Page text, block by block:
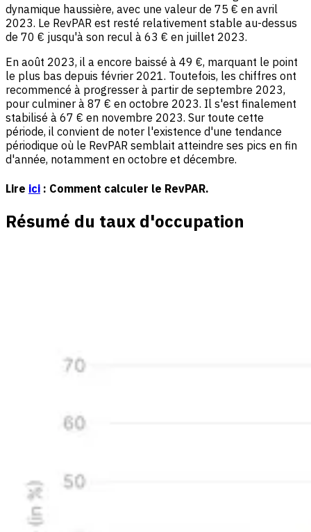
dynamique haussière, avec une valeur de 75 € en avril
2023. Le RevPAR est resté relativement stable au-dessus
de 70 € jusqu'à son recul à 63 € en juillet 2023.
En août 2023, il a encore baissé à 49 €, marquant le point
le plus bas depuis février 2021. Toutefois, les chiffres ont
recommencé à progresser à partir de septembre 2023,
pour culminer à 87 € en octobre 2023. Il s'est finalement
stabilisé à 67 € en novembre 2023. Sur toute cette
période, il convient de noter l'existence d'une tendance
périodique où le RevPAR semblait atteindre ses pics en fin
d'année, notamment en octobre et décembre.
Lire ici : Comment calculer le RevPAR.
Résumé du taux d'occupation